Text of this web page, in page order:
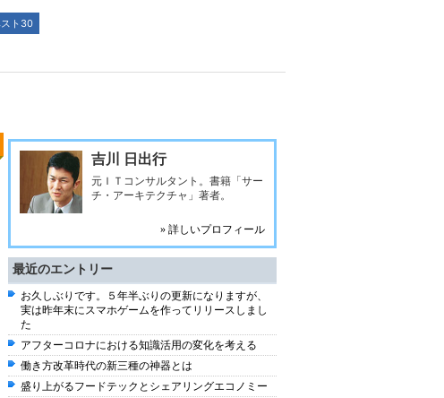
スト30
吉川 日出行
元ＩＴコンサルタント。書籍「サー
チ・アーキテクチャ」著者。
» 詳しいプロフィール
最近のエントリー
お久しぶりです。５年半ぶりの更新になりますが、
実は昨年末にスマホゲームを作ってリリースしまし
た
アフターコロナにおける知識活用の変化を考える
働き方改革時代の新三種の神器とは
盛り上がるフードテックとシェアリングエコノミー